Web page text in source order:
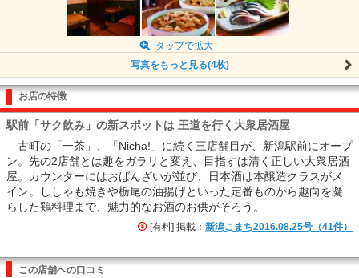
タップで拡大
写真をもっと見る(4枚)
お店の特徴
駅前「サク飲み」の新スポットは 王道を行く大衆居酒屋
古町の「一茶」、「Nicha!」に続く三店舗目が、新潟駅前にオープ
ン。先の2店舗とは趣をガラリと変え、目指すは清く正しい大衆居酒
屋。カウンターにはおばんざいが並び、日本酒は本醸造クラスがメ
イン。ししゃも焼きや栃尾の油揚げといった定番ものから趣向を凝
らした鶏料理まで、魅力的なお酒のお供がそろう。
[有料] 掲載： 新潟こまち2016.08.25号（41件）
この店舗への口コミ